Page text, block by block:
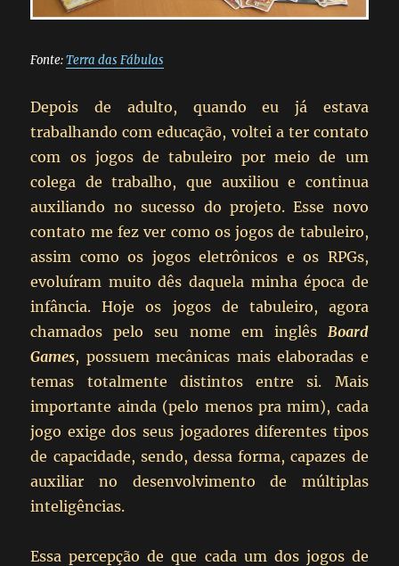
Fonte:Terra das Fábulas
Depois de adulto, quando eu já estava
trabalhando com educação, voltei a ter contato
com os jogos de tabuleiro por meio de um
colega de trabalho, que auxiliou e continua
auxiliando no sucesso do projeto. Esse novo
contato me fez ver como os jogos de tabuleiro,
assim como os jogos eletrônicos e os RPGs,
evoluíram muito dês daquela minha época de
infância. Hoje os jogos de tabuleiro, agora
chamados pelo seu nome em inglês Board
Games, possuem mecânicas mais elaboradas e
temas totalmente distintos entre si. Mais
importante ainda (pelo menos pra mim), cada
jogo exige dos seus jogadores diferentes tipos
de capacidade, sendo, dessa forma, capazes de
auxiliar no desenvolvimento de múltiplas
inteligências.
Essa percepção de que cada um dos jogos de